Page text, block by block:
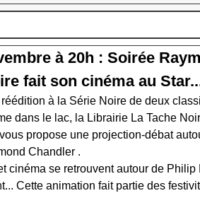
à 20h : Soirée
fait son cinéma au
à la Série Noire de deux
dans le lac, la Librairie La Tache
propose une projection-débat
Chandler .
cinéma se retrouvent autour de Philip
Cette animation fait partie des